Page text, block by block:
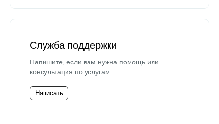
Служба поддержки
Напишите, если вам нужна помощь или
консультация по услугам.
Написать